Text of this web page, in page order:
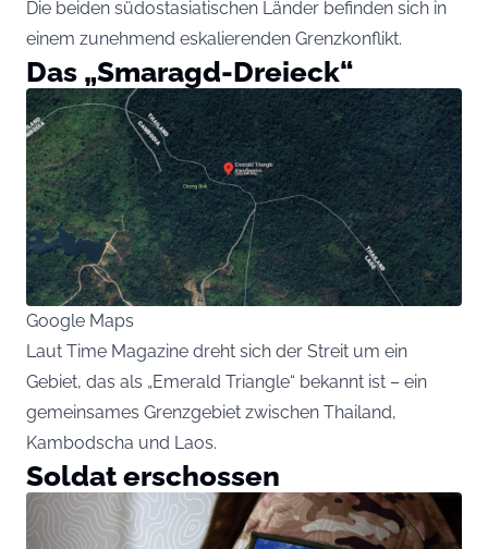
Die beiden südostasiatischen Länder befinden sich in
einem zunehmend eskalierenden Grenzkonflikt.
Das „Smaragd-Dreieck“
Google Maps
Laut Time Magazine dreht sich der Streit um ein
Gebiet, das als „Emerald Triangle“ bekannt ist – ein
gemeinsames Grenzgebiet zwischen Thailand,
Kambodscha und Laos.
Soldat erschossen